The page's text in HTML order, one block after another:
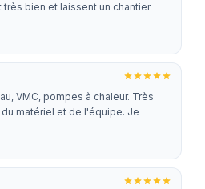
bien et laissent un chantier
VMC, pompes à chaleur. Très
matériel et de l'équipe. Je